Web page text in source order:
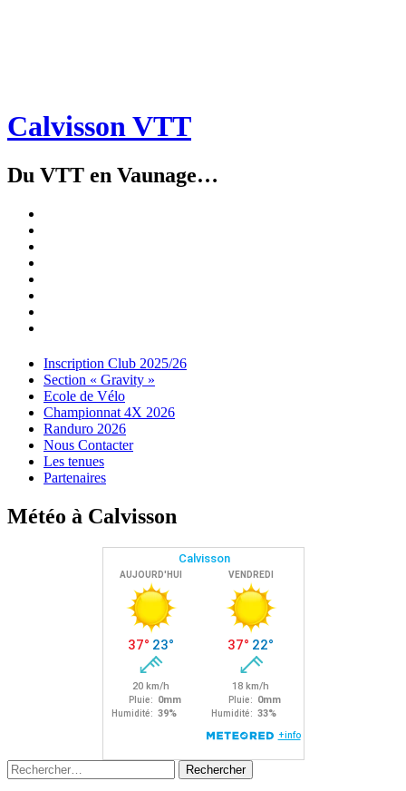
Calvisson VTT
Du VTT en Vaunage…
Menu
Widgets
Recherche
Aller
contenu
Inscription Club 2025/26
Section « Gravity »
Ecole de Vélo
Championnat 4X 2026
Randuro 2026
Nous Contacter
Les tenues
Partenaires
Météo à Calvisson
Rechercher :